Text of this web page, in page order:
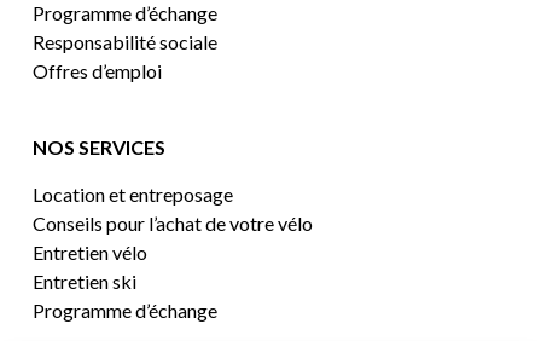
Programme d’échange
Responsabilité sociale
Offres d’emploi
NOS SERVICES
Location et entreposage
Conseils pour l’achat de votre vélo
Entretien vélo
Entretien ski
Programme d’échange